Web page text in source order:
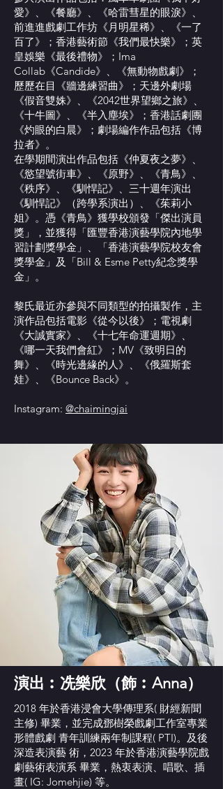
愛》、《餐廳》、《哈雷彗星的眼淚》、
前進進戲劇工作坊《月明星稀》、《一了
百了》；香港藝術節《我們最快樂》；英
皇娛樂《最後禮物》；Ima
Collab《Candide》、《無動物戲劇》；
歷歷在目《牆邊練習曲》；天邊外劇場
《假音雙姝》、《2042世界望鄉之旅》、
《十牛圖》、《半入塵埃》；香港話劇團
《灼眼的白晨》；劇場編作作品包括《博
拉者》。
在學期間演出作品包括《仲夏夜之夢》、
《慾望號街車》、《原野》、《青鳥》、
《秩序》、《馴悍記》、三十週年演出
《馴悍記》（跨學系演出）、《茱莉小
姐》。憑《青鳥》獲學校頒發「傑出演員
獎」，並獲得「匯豐香港演藝學院內地學
習計劃獎學金」、「香港演藝學院校友會
獎學金」及「Bill & Esme Petty紀念獎學
金」。
黎氏最近亦參與不同類型的拍攝製作，主
演作品包括電影《從今以後》；電視劇
《大誠實家》、《十七年命運週期》、
《哪一天我們會紅》；MV《致明日的
舞》、《時光邊緣的人》、《俄羅斯套
娃》、《Bounce Back》。
Instagram: @chaimingjai
演出︰冼樂欣（飾︰Anna）
2018 年於香港浸會大學傳理系( 財經新聞
主修) 畢業，並完成鄧樹榮戲劇工作室專業
形體戲劇 青年訓練兩年制課程( PTI)。及後
深造表演藝 術，2023 年於香港演藝學院戲
劇藝術表演系 畢業，熱衷表演、唱歌、插
畫( IG: Jomehjie) 等。